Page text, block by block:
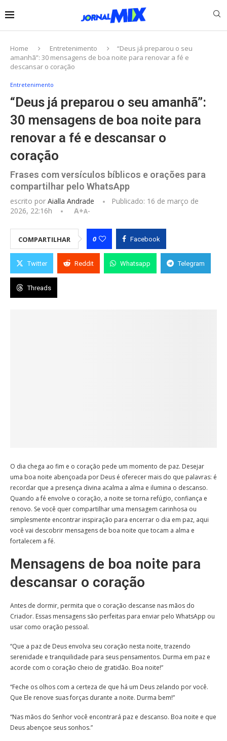
Home Entretenimento
“Deus já preparou o seu
amanhã”: 30 mensagens de boa noite para renovar a fé e
descansar o coração
Entretenimento
“Deus já preparou o seu amanhã”:
30 mensagens de boa noite para
renovar a fé e descansar o
coração
Frases com versículos bíblicos e orações para
compartilhar pelo WhatsApp
escrito por Aialla Andrade Publicado: 16 de março de
2026, 22:16h
A+A-
COMPARTILHAR 0 Facebook
Twitter Reddit Whatsapp Telegram
Threads
O dia chega ao fim e o coração pede um momento de paz. Desejar
uma boa noite abençoada por Deus é oferecer mais do que palavras: é
recordar que a presença divina acalma a alma e ilumina o descanso.
Quando a fé envolve o coração, a noite se torna refúgio, confiança e
renovo. Se você quer compartilhar uma mensagem carinhosa ou
simplesmente encontrar inspiração para encerrar o dia em paz, aqui
você vai descobrir mensagens de boa noite que tocam a alma e
fortalecem a fé.
Mensagens de boa noite para
descansar o coração
Antes de dormir, permita que o coração descanse nas mãos do
Criador. Essas mensagens são perfeitas para enviar pelo WhatsApp ou
usar como oração pessoal.
“Que a paz de Deus envolva seu coração nesta noite, trazendo
serenidade e tranquilidade para seus pensamentos. Durma em paz e
acorde com o coração cheio de gratidão. Boa noite!”
“Feche os olhos com a certeza de que há um Deus zelando por você.
Que Ele renove suas forças durante a noite. Durma bem!”
“Nas mãos do Senhor você encontrará paz e descanso. Boa noite e que
Deus abençoe seus sonhos.”